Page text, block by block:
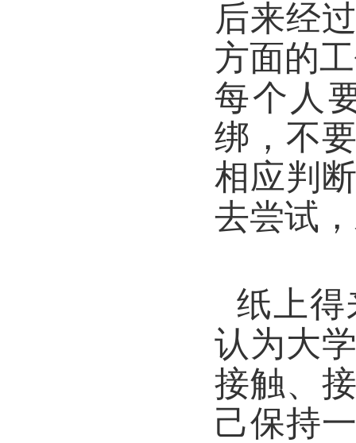
后来经
方面的
每个人
绑，不
相应判
去尝试
纸上得
认为大
接触、
己保持